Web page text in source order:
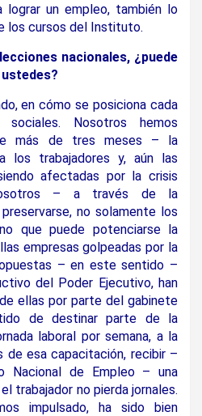
lograr un empleo, también lo
los cursos del Instituto.
nacionales, ¿puede
en cómo se posiciona cada
Nosotros hemos
más de tres meses – la
los trabajadores y, aún las
afectadas por la crisis
– a través de la
no solamente los
que puede potenciarse la
empresas golpeadas por la
– en este sentido –
del Poder Ejecutivo, han
ellas por parte del gabinete
de destinar parte de la
laboral por semana, a la
de esa capacitación, recibir –
Nacional de Empleo – una
trabajador no pierda jornales.
impulsado, ha sido bien